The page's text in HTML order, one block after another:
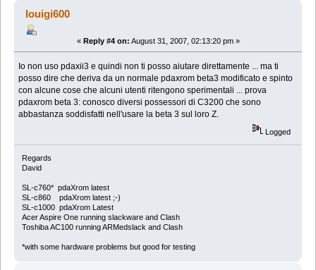
louigi600
« Reply #4 on: August 31, 2007, 02:13:20 pm »
Io non uso pdaxii3 e quindi non ti posso aiutare direttamente ... ma ti
posso dire che deriva da un normale pdaxrom beta3 modificato e spinto
con alcune cose che alcuni utenti ritengono sperimentali ... prova
pdaxrom beta 3: conosco diversi possessori di C3200 che sono
abbastanza soddisfatti nell'usare la beta 3 sul loro Z.
Logged
Regards
David
SL-c760* pdaXrom latest
SL-c860 pdaXrom latest ;-)
SL-c1000 pdaXrom Latest
Acer Aspire One running slackware and Clash
Toshiba AC100 running ARMedslack and Clash
*with some hardware problems but good for testing